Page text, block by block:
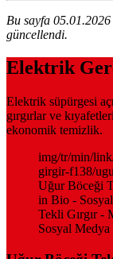
Bu sayfa
güncellendi.
Elektrik
Elektrik süpürgesi
gırgırlar ve
ekonomik temizlik.
img/tr/min/
girgir-f138/
Uğur Böceği
in Bio -
Tekli Gırgır
Sosyal